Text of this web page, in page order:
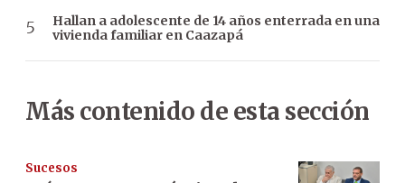
Hallan a adolescente de 14 años enterrada en una
vivienda familiar en Caazapá
Más contenido de esta sección
Sucesos